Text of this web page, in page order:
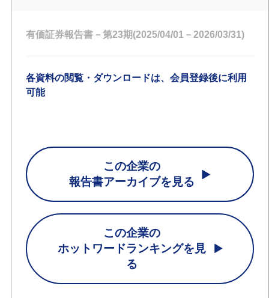
有価証券報告書－第23期(2025/04/01－2026/03/31)
各資料の閲覧・ダウンロードは、会員登録後に利用
可能
この企業の
報告書アーカイブを見る
この企業の
ホットワードランキングを見
る